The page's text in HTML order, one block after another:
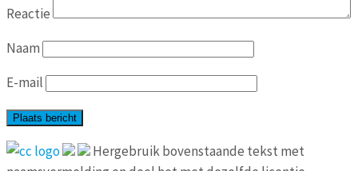
Reactie
Naam
E-mail
Hergebruik bovenstaande tekst met